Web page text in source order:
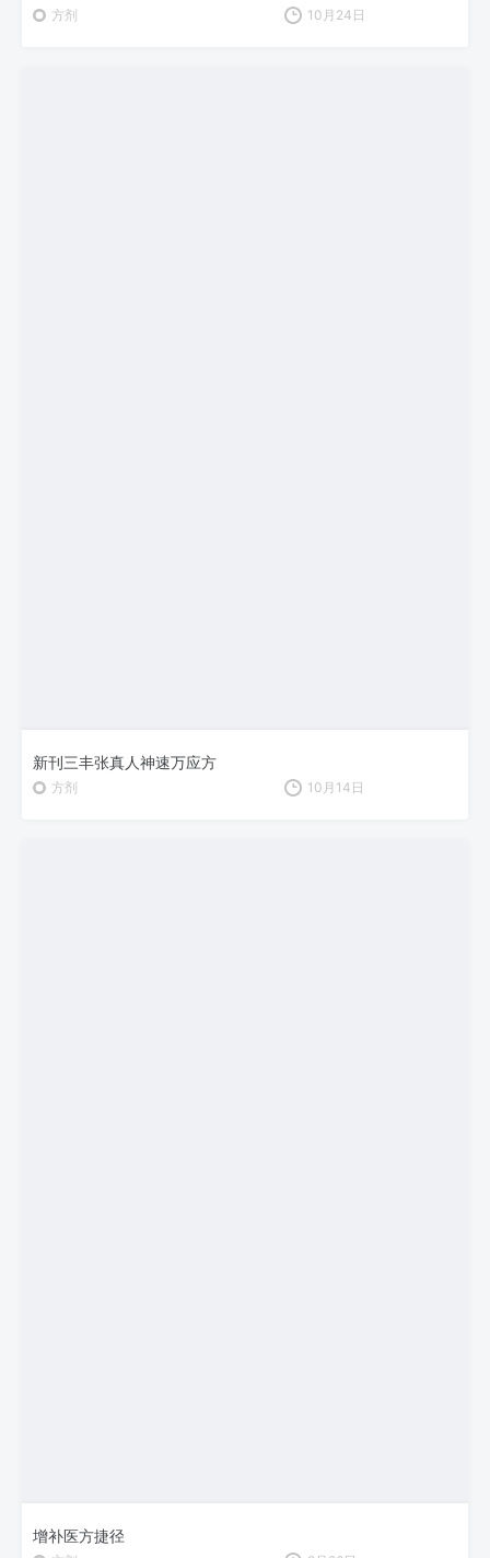
方剂 10月24日
新刊三丰张真人神速万应方
方剂 10月14日
增补医方捷径